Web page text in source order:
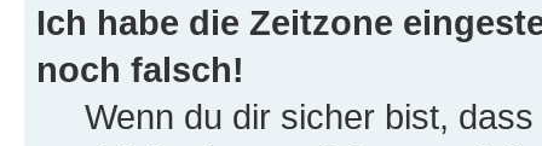
Ich habe die Zeitzone
noch falsch!
Wenn du dir sicher bist,